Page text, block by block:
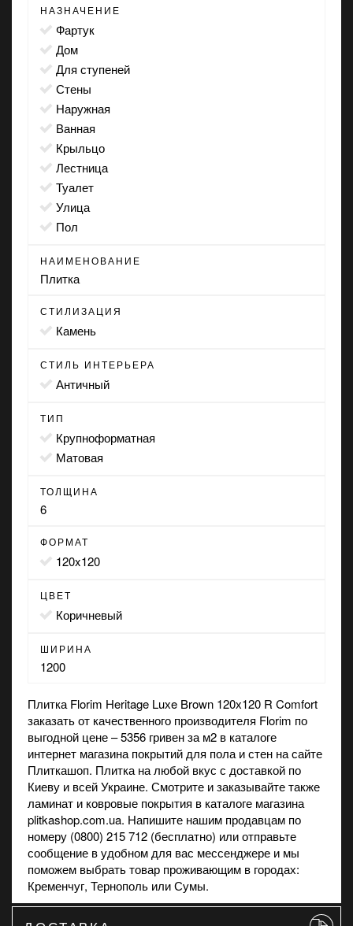
НАЗНАЧЕНИЕ
фартук
дом
для ступеней
стены
наружная
ванная
крыльцо
лестница
туалет
улица
пол
НАИМЕНОВАНИЕ
Плитка
СТИЛИЗАЦИЯ
камень
СТИЛЬ ИНТЕРЬЕРА
античный
ТИП
крупноформатная
матовая
ТОЛЩИНА
6
ФОРМАТ
120x120
ЦВЕТ
коричневый
ШИРИНА
1200
Плитка Florim Heritage Luхe Brown 120х120 R Comfort
заказать от качественного производителя Florim по
выгодной цене – 5356 гривен за м2 в каталоге
интернет магазина покрытий для пола и стен на сайте
Плиткашоп. Плитка на любой вкус с доставкой по
Киеву и всей Украине. Смотрите и заказывайте также
ламинат и ковровые покрытия в каталоге магазина
plitkashop.com.ua. Напишите нашим продавцам по
номеру (0800) 215 712 (бесплатно) или отправьте
сообщение в удобном для вас мессенджере и мы
поможем выбрать товар проживающим в городах:
Кременчуг, Тернополь или Сумы.